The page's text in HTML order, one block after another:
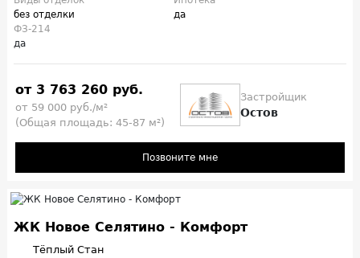
без отделки
да
ФЗ-214
да
от 3 763 260 руб.
от 59 000 руб./м²
(Общая площадь: 45-87 м²)
Застройщик
Остов
Позвоните мне
ЖК Новое Селятино - Комфорт
Тёплый Стан